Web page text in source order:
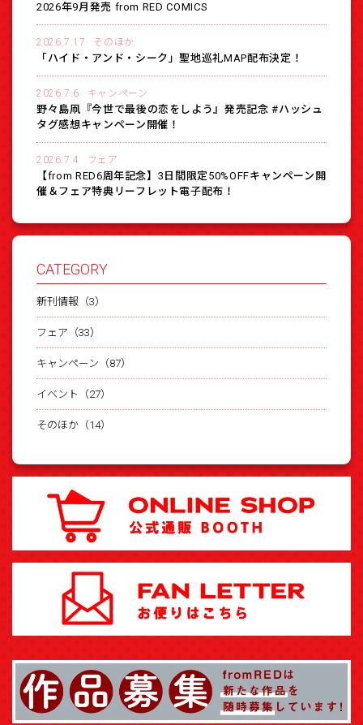
2026年9月発売 from RED COMICS
2026.7.17 そのほか
「ハイド・アンド・シーク」聖地巡礼MAP配布決定！
2026.7.6 キャンペーン
野々島凧『今世で最後の恋をしよう』発売記念 #ハッシュ
タグ感想キャンペーン開催！
2026.7.4 フェア
【from RED6周年記念】3日間限定50%OFFキャンペーン開
催＆フェア特典リーフレット電子配布！
CATEGORY
新刊情報（3）
フェア（33）
キャンペーン（87）
イベント（27）
そのほか（14）